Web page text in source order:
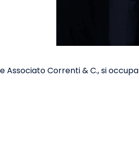
Associato Correnti & C., si occupa